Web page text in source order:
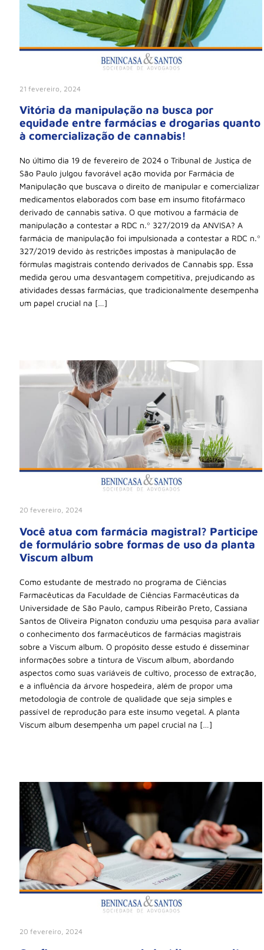
21 fevereiro, 2024
Vitória da manipulação na busca por
equidade entre farmácias e drogarias quanto
à comercialização de cannabis!
No último dia 19 de fevereiro de 2024 o Tribunal de Justiça de
São Paulo julgou favorável ação movida por Farmácia de
Manipulação que buscava o direito de manipular e comercializar
medicamentos elaborados com base em insumo fitofármaco
derivado de cannabis sativa. O que motivou a farmácia de
manipulação a contestar a RDC n.º 327/2019 da ANVISA? A
farmácia de manipulação foi impulsionada a contestar a RDC n.º
327/2019 devido às restrições impostas à manipulação de
fórmulas magistrais contendo derivados de Cannabis spp. Essa
medida gerou uma desvantagem competitiva, prejudicando as
atividades dessas farmácias, que tradicionalmente desempenha
um papel crucial na […]
20 fevereiro, 2024
Você atua com farmácia magistral? Participe
de formulário sobre formas de uso da planta
Viscum album
Como estudante de mestrado no programa de Ciências
Farmacêuticas da Faculdade de Ciências Farmacêuticas da
Universidade de São Paulo, campus Ribeirão Preto, Cassiana
Santos de Oliveira Pignaton conduziu uma pesquisa para avaliar
o conhecimento dos farmacêuticos de farmácias magistrais
sobre a Viscum album. O propósito desse estudo é disseminar
informações sobre a tintura de Viscum album, abordando
aspectos como suas variáveis de cultivo, processo de extração,
e a influência da árvore hospedeira, além de propor uma
metodologia de controle de qualidade que seja simples e
passível de reprodução para este insumo vegetal. A planta
Viscum album desempenha um papel crucial na […]
20 fevereiro, 2024